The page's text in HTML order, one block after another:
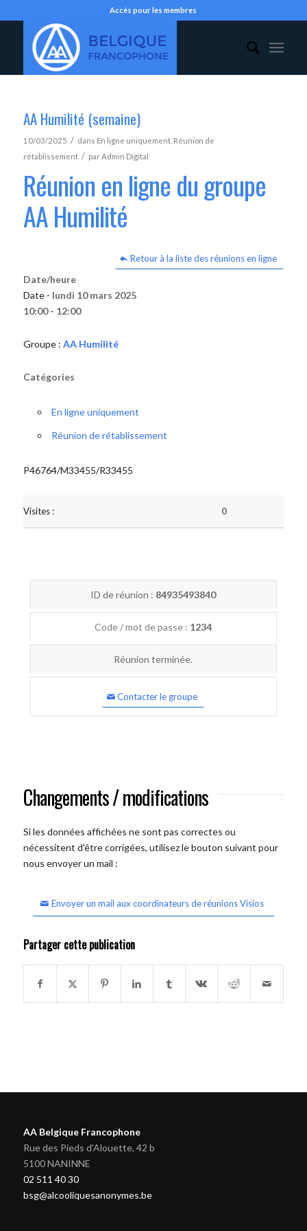
Accès pour les membres
AA Humilité (semaine)
10/03/2025 / dans En ligne uniquement, Réunion de
rétablissement / parAdmin Digital
Réunion en ligne du groupe
AA Humilité
Retour à la liste des réunions en ligne
Date/heure
Date - lundi 10 mars 2025
10:00 - 12:00
Groupe : AA Humilité
Catégories
En ligne uniquement
Réunion de rétablissement
P46764/M33455/R33455
Visites : 0
ID de réunion : 84935493840
Code / mot de passe : 1234
Réunion terminée.
Contacter le groupe
Changements / modifications
Si les données affichées ne sont pas correctes ou
nécessitent d'être corrigées, utilisez le bouton suivant pour
nous envoyer un mail :
Envoyer un mail aux coordinateurs de réunions Visios
Partager cette publication
AA Belgique Francophone
Rue des Pieds d'Alouette, 42 b
5100 NANINNE
02 511 40 30
bsg@alcooliquesanonymes.be